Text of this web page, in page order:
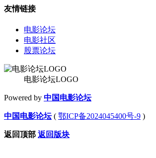
友情链接
电影论坛
电影社区
股票论坛
电影论坛LOGO
Powered by 中国电影论坛
中国电影论坛( 鄂ICP备2024045400号-9 )
返回顶部 返回版块